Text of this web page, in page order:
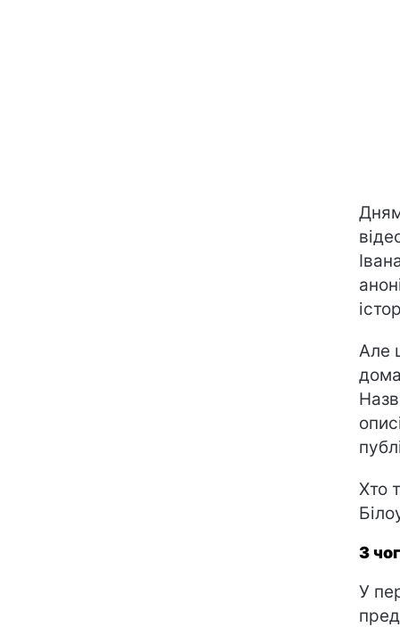
Але
Хто
З
У